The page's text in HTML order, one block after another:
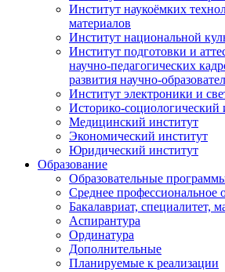
Институт наукоёмких
материалов
Институт национальной
Институт подготовки и
научно-педагогических
развития научно-
Институт электроники и
Историко-социологический
Медицинский институт
Экономический институт
Юридический институт
Образование
Образовательные
Среднее профессиональное
Бакалавриат, специалитет,
Аспирантура
Ординатура
Дополнительные
Планируемые к реализации